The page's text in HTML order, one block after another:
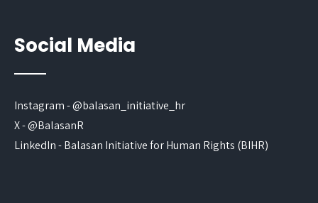
Social Media
Instagram - @balasan_initiative_hr
X - @BalasanR
LinkedIn - Balasan Initiative for Human Rights (BIHR)